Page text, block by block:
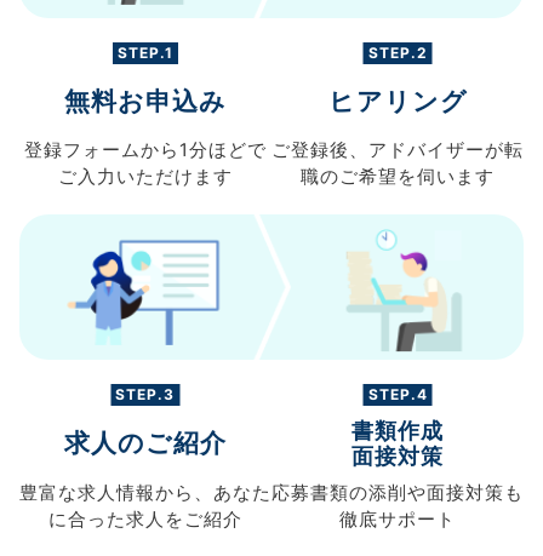
STEP.1
無料お申込み
登録フォームから 1分ほどで
ご入力 いただけます
STEP.2
ヒアリング
ご登録後、 アドバイザーが転
職のご希望を伺います
STEP.3
求人のご紹介
豊富な求人情報から、 あなた
に合った求人を ご紹介
STEP.4
書類作成
面接対策
応募書類の添削や面接対策も
徹底サポート